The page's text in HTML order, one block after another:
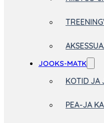
JOOKS-MATK
KOTID JA
PEA-JA